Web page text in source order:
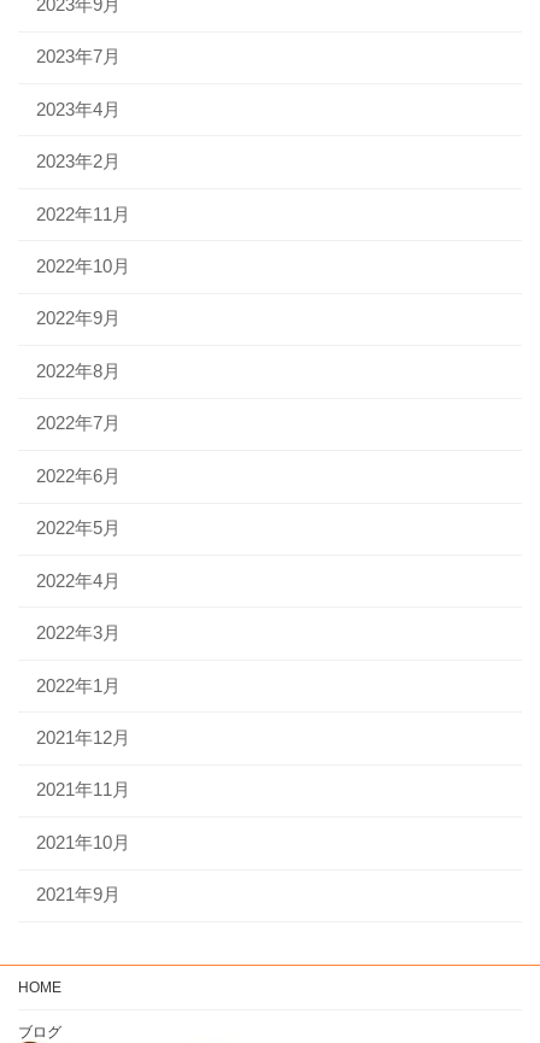
2023年7月
2023年4月
2023年2月
2022年11月
2022年10月
2022年9月
2022年8月
2022年7月
2022年6月
2022年5月
2022年4月
2022年3月
2022年1月
2021年12月
2021年11月
2021年10月
2021年9月
HOME
ブログ